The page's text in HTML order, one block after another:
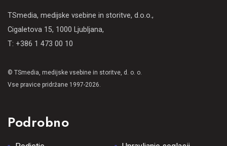
TSmedia, medijske vsebine in storitve, d.o.o.,
Cigaletova 15, 1000 Ljubljana,
T: +386 1 473 00 10
© TSmedia, medijske vsebine in storitve, d. o. o.
Vse pravice pridržane 1997-2026.
Podrobno